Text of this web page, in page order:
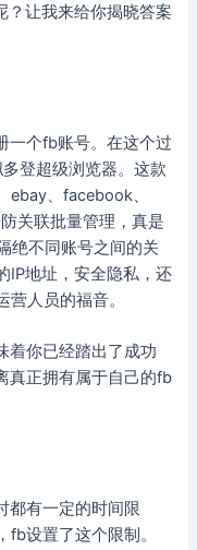
？让我来给你揭晓答案
一个fb账号。在这个过
登超级浏览器。这款
ebay、facebook、
关联批量管理，真是
绝不同账号之间的关
IP地址，安全隐私，还
人员的福音。
着你已经踏出了成功
真正拥有属于自己的fb
都有一定的时间限
设置了这个限制。